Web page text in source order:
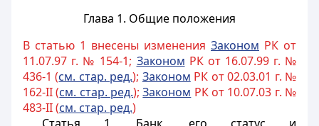
Глава 1. Общие положения
В статью 1 внесены изменения Законом РК от
11.07.97 г. № 154-1; Законом РК от 16.07.99 г. №
436-1 (см. стар. ред.); Законом РК от 02.03.01 г. №
162-II (см. стар. ред.);Законом РК от 10.07.03 г. №
483-II (см. стар. ред.)